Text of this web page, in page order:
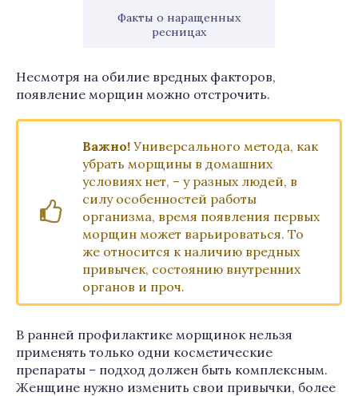
Факты о наращенных
ресницах
Несмотря на обилие вредных факторов,
появление морщин можно отстрочить.
Важно! Универсального метода, как
убрать морщины в домашних
условиях нет, – у разных людей, в
силу особенностей работы
организма, время появления первых
морщин может варьироваться. То
же относится к наличию вредных
привычек, состоянию внутренних
органов и проч.
В ранней профилактике морщинок нельзя
применять только одни косметические
препараты – подход должен быть комплексным.
Женщине нужно изменить свои привычки, более